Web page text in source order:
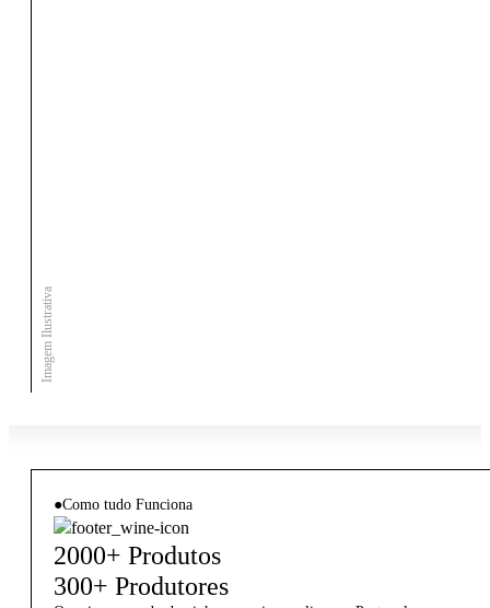
Imagem Ilustrativa
●Como tudo Funciona
2000+ Produtos
300+ Produtores